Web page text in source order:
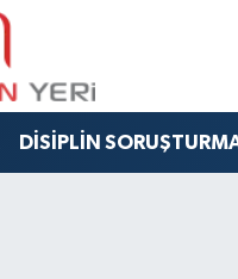
DİSİPLİN